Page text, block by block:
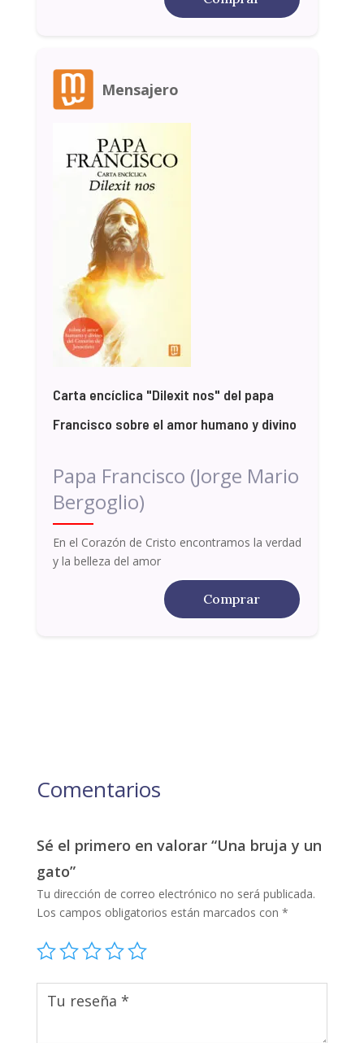
Mensajero
Carta encíclica "Dilexit nos" del papa
Francisco sobre el amor humano y divino
Papa Francisco (Jorge Mario
Bergoglio)
En el Corazón de Cristo encontramos la verdad
y la belleza del amor
Comprar
Comentarios
Sé el primero en valorar “Una bruja y un
gato”
Tu dirección de correo electrónico no será publicada.
Los campos obligatorios están marcados con *